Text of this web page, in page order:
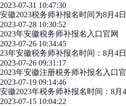
2023-07-31 10:47:30
安徽2023税务师补报名时间为8月4
2023-07-28 10:30:52
2023年安徽税务师补报名入口官网
2023-07-26 10:34:45
23年安徽税务师补报名时间：8月4
2023-07-26 09:31:17
2023年安徽注册税务师补报名入口
2023-07-19 09:14:46
安徽2023年税务师补报名时间：8月
2023-07-15 10:04:22